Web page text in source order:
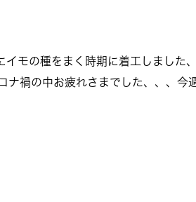
モの種をまく時期に着工しました
禍の中お疲れさまでした、、、今